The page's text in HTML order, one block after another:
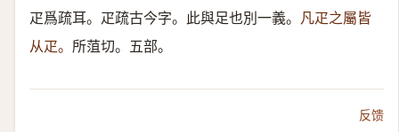
疋爲疏耳。疋疏古今字。此與足也別一義。 凡疋之屬皆
从疋。 所菹切。五部。
反馈